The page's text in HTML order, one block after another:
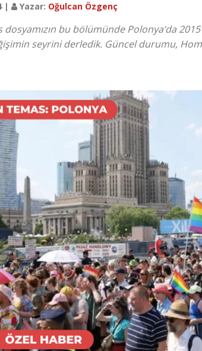
| Yazar: Oğulcan Özgenç
dosyamızın bu bölümünde Polonya’da
seyrini derledik. Güncel durumu,